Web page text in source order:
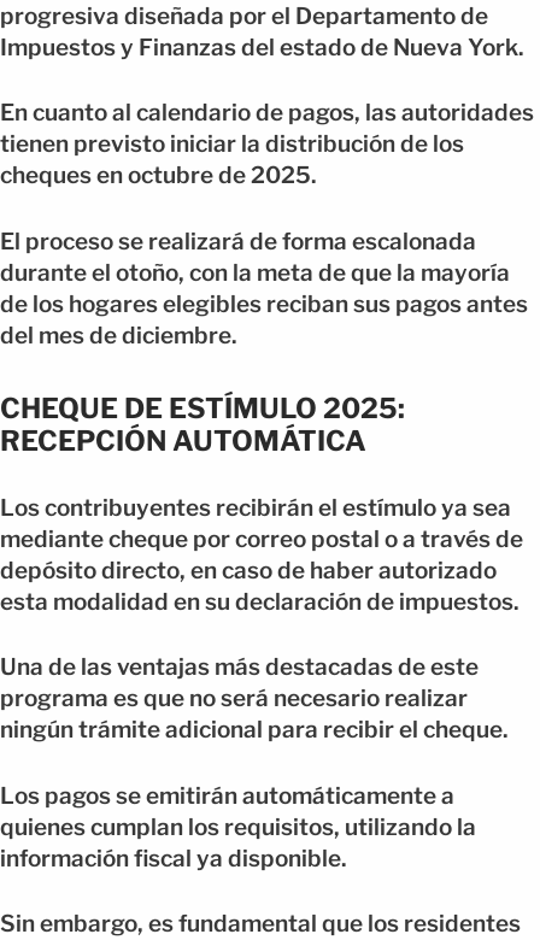
progresiva diseñada por el Departamento de
Impuestos y Finanzas del estado de Nueva York.
En cuanto al calendario de pagos, las autoridades
tienen previsto iniciar la distribución de los
cheques en octubre de 2025.
El proceso se realizará de forma escalonada
durante el otoño, con la meta de que la mayoría
de los hogares elegibles reciban sus pagos antes
del mes de diciembre.
CHEQUE DE ESTÍMULO 2025:
RECEPCIÓN AUTOMÁTICA
Los contribuyentes recibirán el estímulo ya sea
mediante cheque por correo postal o a través de
depósito directo, en caso de haber autorizado
esta modalidad en su declaración de impuestos.
Una de las ventajas más destacadas de este
programa es que no será necesario realizar
ningún trámite adicional para recibir el cheque.
Los pagos se emitirán automáticamente a
quienes cumplan los requisitos, utilizando la
información fiscal ya disponible.
Sin embargo, es fundamental que los residentes